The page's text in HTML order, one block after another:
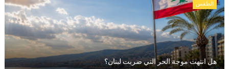
الطقس
هل انتهت موجة الحر التي ضربت لبنان؟